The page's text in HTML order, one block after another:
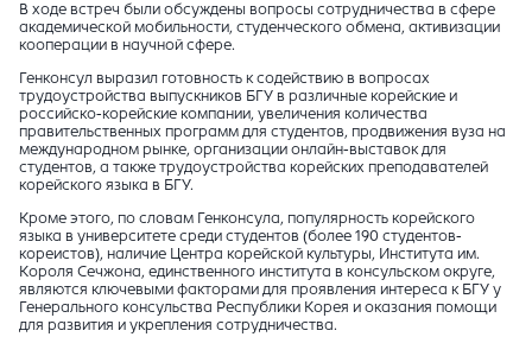
В ходе встреч были обсуждены вопросы сотрудничества в сфере
академической мобильности, студенческого обмена, активизации
кооперации в научной сфере.
Генконсул выразил готовность к содействию в вопросах
трудоустройства выпускников БГУ в различные корейские и
российско-корейские компании, увеличения количества
правительственных программ для студентов, продвижения вуза на
международном рынке, организации онлайн-выставок для
студентов, а также трудоустройства корейских преподавателей
корейского языка в БГУ.
Кроме этого, по словам Генконсула, популярность корейского
языка в университете среди студентов (более 190 студентов-
кореистов), наличие Центра корейской культуры, Института им.
Короля Сечжона, единственного института в консульском округе,
являются ключевыми факторами для проявления интереса к БГУ у
Генерального консульства Республики Корея и оказания помощи
для развития и укрепления сотрудничества.